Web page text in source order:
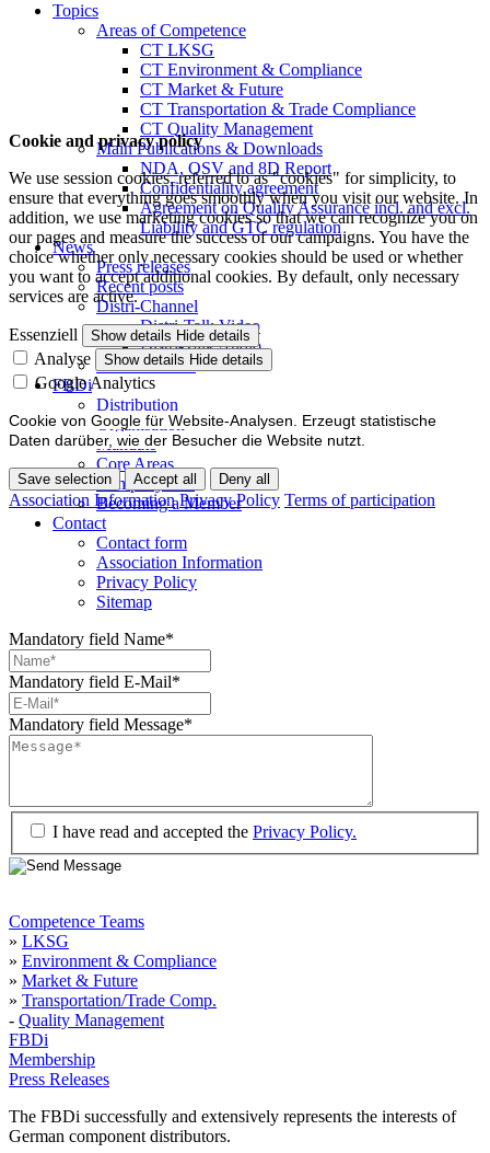
Topics
Areas of Competence
CT LKSG
CT Environment & Compliance
CT Market & Future
CT Transportation & Trade Compliance
CT Quality Management
Main Publications & Downloads
NDA, QSV and 8D Report
Confidentiality agreement
Agreement on Quality Assurance incl. and excl.
Liability and GTC regulation
News
Press releases
Recent posts
Distri-Channel
Distri-Talk Video
Distri-Talk Audio
Events / Dates
FBDi
Distribution
Organisation
Mandate
Core Areas
Company lists
Becoming a Member
Contact
Contact form
Association Information
Privacy Policy
Sitemap
Mandatory field Name*
Mandatory field E-Mail*
Mandatory field Message*
I have read and accepted the Privacy Policy.
Competence Teams
» LKSG
» Environment & Compliance
» Market & Future
» Transportation/Trade Comp.
- Quality Management
FBDi
Membership
Press Releases
The FBDi successfully and extensively represents the interests of
German component distributors.
Cookie and privacy policy
We use session cookies, referred to as "cookies" for simplicity, to
ensure that everything goes smoothly when you visit our website. In
addition, we use marketing cookies so that we can recognize you on
our pages and measure the success of our campaigns. You have the
choice whether only necessary cookies should be used or whether
you want to accept additional cookies. By default, only necessary
services are active.
Essenziell Show details Hide details
Analyse Show details Hide details
Google Analytics
Cookie von Google für Website-Analysen. Erzeugt statistische
Daten darüber, wie der Besucher die Website nutzt.
Save selection Accept all Deny all
Association Information Privacy Policy Terms of participation